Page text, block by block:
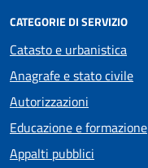
CATEGORIE DI SERVIZIO
Catasto e urbanistica
Anagrafe e stato civile
Autorizzazioni
Educazione e formazione
Appalti pubblici